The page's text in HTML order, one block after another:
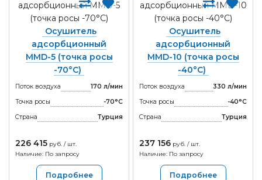
Осушитель
адсорбционный
MMD-5 (точка росы
-70°С)
Поток воздуха
170 л/мин
Точка росы
-70°С
Страна
Турция
226 415 руб. / шт.
Наличие: По запросу
Подробнее
Осушитель
адсорбционный
MMD-10 (точка росы
-40°С)
Поток воздуха
330 л/мин
Точка росы
-40°С
Страна
Турция
237 156 руб. / шт.
Наличие: По запросу
Подробнее